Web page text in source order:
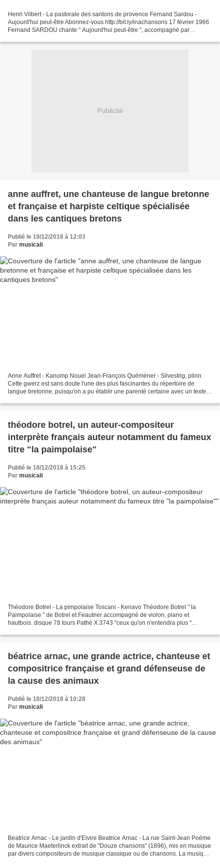
Henri Vilbert - La pastorale des santons de provence Fernand Sardou -
Aujourd'hui peut-être Abonnez-vous http://bit.ly/inachansons 17 février 1966
Fernand SARDOU chante " Aujourd'hui peut-être ", accompagné par
Publicité
anne auffret, une chanteuse de langue bretonne
et française et harpiste celtique spécialisée
dans les cantiques bretons
Publié le 19/12/2018 à 12:03
Par musicali
Anne Auffret - Kanomp Nouel Jean-François Quéméner - Silvestrig, plinn
Cette gwerz est sans doute l'une des plus fascinantes du répertoire de
langue bretonne, puisqu'on a pu établir une parenté certaine avec un texte
théodore botrel, un auteur-compositeur
interprète français auteur notamment du fameux
titre "la paimpolaise"
Publié le 18/12/2018 à 15:25
Par musicali
Théodore Botrel - La pimpolaise Toscani - Kenavo Théodore Botrel " la
Paimpolaise " de Botrel et Feautrier accompagné de violon, piano et
hautbois. disque 78 tours Pathé X.3743 "ceux qu'on n'entendra plus "
béatrice arnac, une grande actrice, chanteuse et
compositrice française et grand défenseuse de
la cause des animaux
Publié le 18/12/2018 à 10:28
Par musicali
Beatrice Arnac - Le jardin d'Elvire Beatrice Arnac - La rue Saint-Jean Poème
de Maurice Maeterlinck extrait de "Douze chansons" (1896), mis en musique
par divers compositeurs de musique classique ou de chansons. La musique